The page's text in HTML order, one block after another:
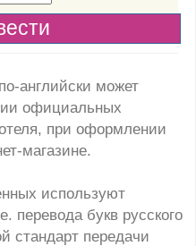
английски может
официальных
при оформлении
магазине.
используют
перевода букв русского
стандарт передачи